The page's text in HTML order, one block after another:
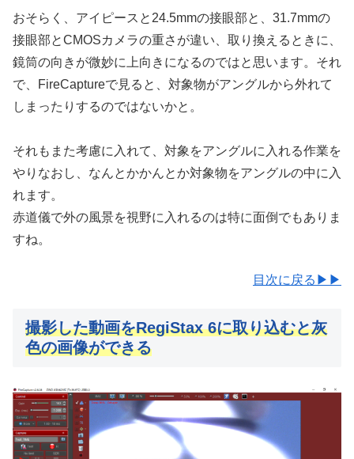
おそらく、アイピースと24.5mmの接眼部と、31.7mmの
接眼部とCMOSカメラの重さが違い、取り換えるときに、
鏡筒の向きが微妙に上向きになるのではと思います。それ
で、FireCaptureで見ると、対象物がアングルから外れて
しまったりするのではないかと。
それもまた考慮に入れて、対象をアングルに入れる作業を
やりなおし、なんとかかんとか対象物をアングルの中に入
れます。
赤道儀で外の風景を視野に入れるのは特に面倒でもありま
すね。
目次に戻る▶▶
撮影した動画をRegiStax 6に取り込むと灰
色の画像ができる